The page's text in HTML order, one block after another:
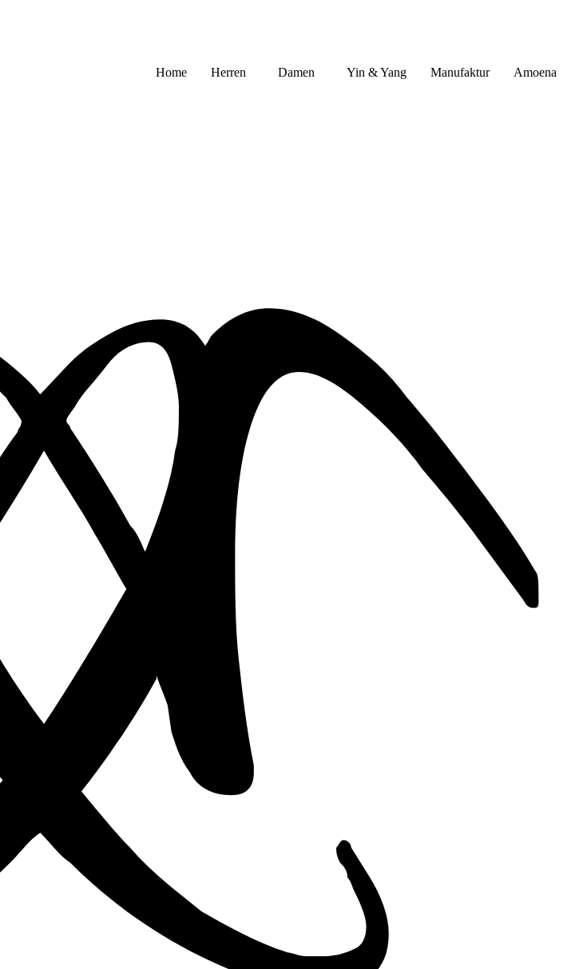
Home Herren Damen Yin & Yang Manufaktur Amoena